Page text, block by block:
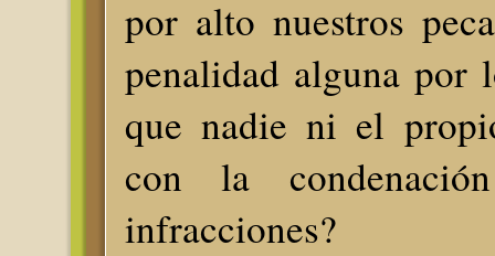
por alto nuestros
penalidad alguna por
que nadie ni el
con la
infracciones?